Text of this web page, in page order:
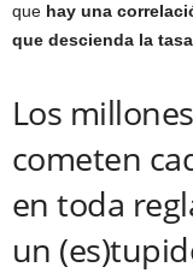
que hay una
que descienda la
Los
cometen
en toda
un